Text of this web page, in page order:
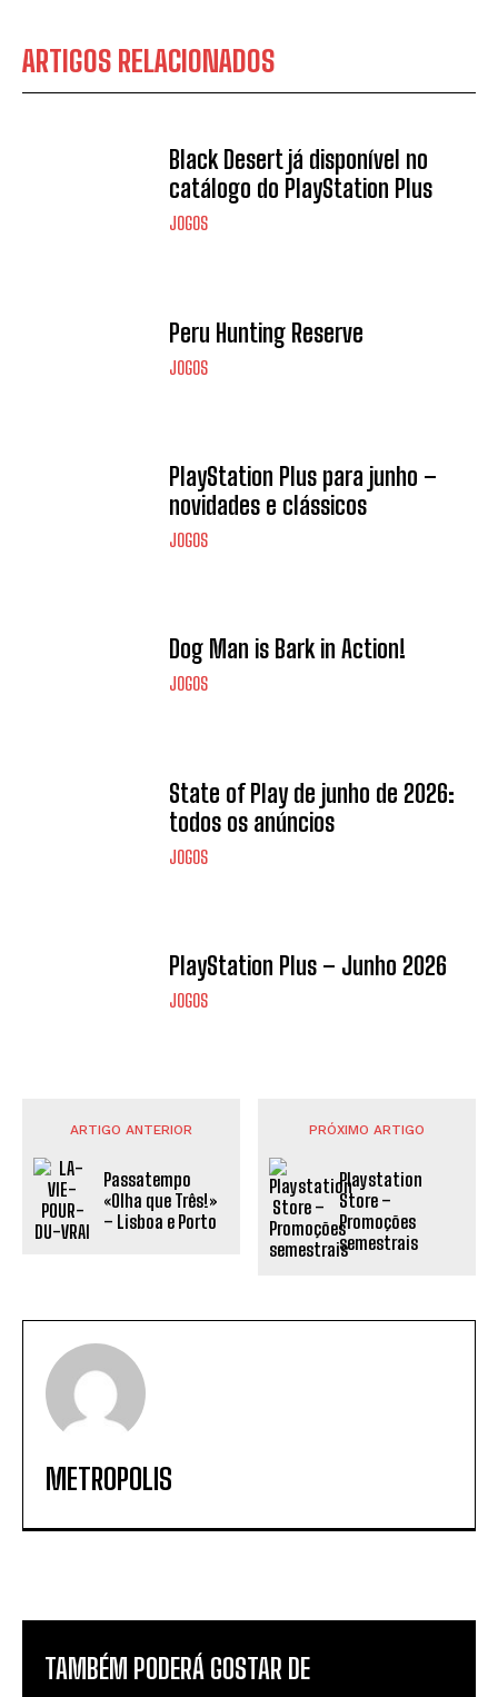
ARTIGOS RELACIONADOS
Black Desert já disponível no
catálogo do PlayStation Plus
JOGOS
Peru Hunting Reserve
JOGOS
PlayStation Plus para junho –
novidades e clássicos
JOGOS
Dog Man is Bark in Action!
JOGOS
State of Play de junho de 2026:
todos os anúncios
JOGOS
PlayStation Plus – Junho 2026
JOGOS
ARTIGO ANTERIOR
Passatempo
«Olha que Três!»
– Lisboa e Porto
PRÓXIMO ARTIGO
Playstation
Store –
Promoções
semestrais
METROPOLIS
TAMBÉM PODERÁ GOSTAR DE